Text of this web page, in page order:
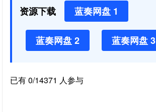
资源下载 蓝奏网盘 1
蓝奏网盘 2 蓝奏网盘 3
已有 0/14371 人参与